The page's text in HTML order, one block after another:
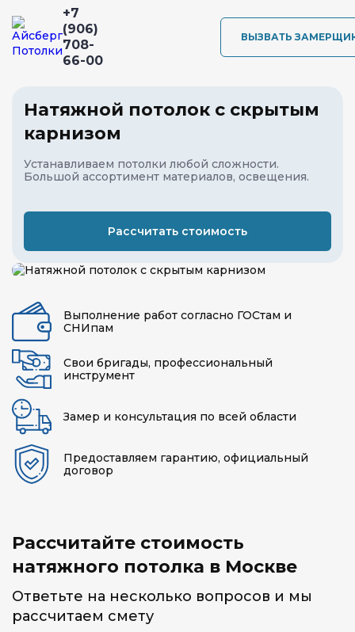
+7
(906)
708-
66-00
ВЫЗВАТЬ
Натяжной потолок с скрытым
карнизом
Устанавливаем потолки любой сложности.
Большой ассортимент материалов, освещения.
Рассчитать стоимость
Выполнение работ согласно ГОСтам и
СНИпам
Свои бригады, профессиональный
инструмент
Замер и консультация по всей области
Предоставляем гарантию, официальный
договор
Рассчитайте стоимость
натяжного потолка в Москве
Ответьте на несколько вопросов и мы
рассчитаем смету